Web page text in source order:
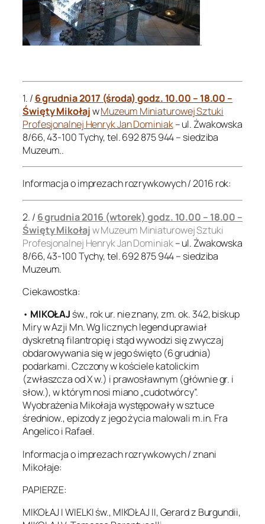
.
1. / 6 grudnia 2017 (środa) godz. 10.00 – 18.00 –
Święty MikołajwMuzeum Miniaturowej Sztuki
Profesjonalnej Henryk Jan Dominiak– ul. Żwakowska
8/66, 43-100 Tychy, tel. 692 875 944 – siedziba
Muzeum..
Informacja o imprezach rozrywkowych / 2016 rok:
2. / 6 grudnia 2016 (wtorek) godz. 10.00 – 18.00 –
Święty Mikołajw Muzeum Miniaturowej Sztuki
Profesjonalnej Henryk Jan Dominiak– ul. Żwakowska
8/66, 43-100 Tychy, tel. 692 875 944 – siedziba
Muzeum.
Ciekawostka:
• MIKOŁAJ św., rok ur. nie znany, zm. ok. 342, biskup
Miry w Azji Mn. Wg licznych legend uprawiał
dyskretną filantropię i stąd wywodzi się zwyczaj
obdarowywania się w jego święto (6 grudnia)
podarkami. Czczony w kościele katolickim
(zwłaszcza od X w.) i prawosławnym (głównie gr. i
słow.), w którym nosi miano „cudotwórcy”.
Wyobrażenia Mikołaja występowały w sztuce
średniow., epizody z jego życia malowali m.in. Fra
Angelico i Rafael.
Informacja o imprezach rozrywkowych / znani
Mikołaje:
PAPIERZE:
MIKOŁAJ I WIELKI św., MIKOŁAJ II, Gerard z Burgundii,